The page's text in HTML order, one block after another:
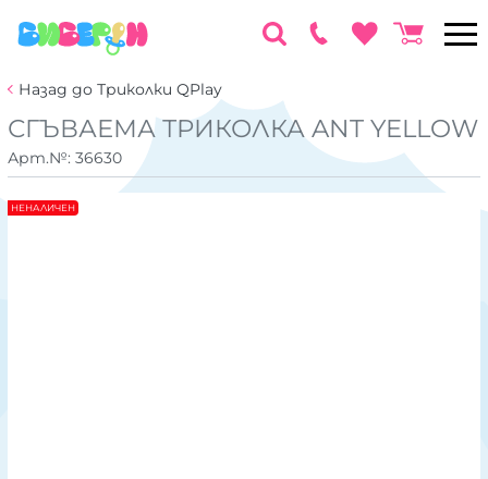
Назад до Триколки QPlay
СГЪВАЕМА ТРИКОЛКА ANT YELLOW
Арт.№: 36630
НЕНАЛИЧЕН